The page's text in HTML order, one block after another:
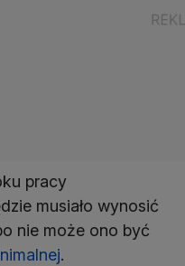
pracy
musiało wynosić
nie może ono być
.